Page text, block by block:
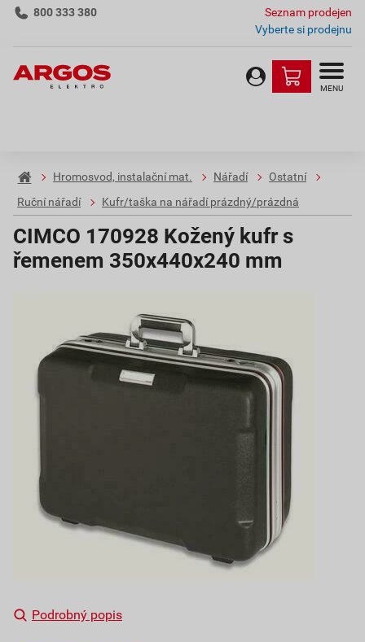
800 333 380
Seznam prodejen
Vyberte si prodejnu
MENU
Hromosvod, instalační mat. Nářadí
Ostatní
Ruční nářadí
Kufr/taška na nářadí prázdný/prázdná
CIMCO 170928 Kožený kufr s
řemenem 350x440x240 mm
Podrobný popis